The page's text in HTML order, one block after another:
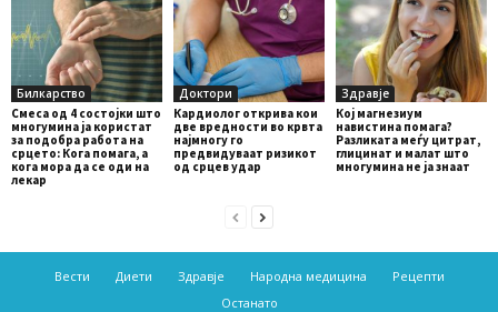
Билкарство
Смеса од 4 состојки што
многумина ја користат
за подобра работа на
срцето: Кога помага, а
кога мора да се оди на
лекар
Доктори
Кардиолог открива кои
две вредности во крвта
најмногу го
предвидуваат ризикот
од срцев удар
Здравје
Кој магнезиум
навистина помага?
Разликата меѓу цитрат,
глицинат и малат што
многумина не ја знаат
Вести Диети Здравје Народна медицина
Рецепти
Останато